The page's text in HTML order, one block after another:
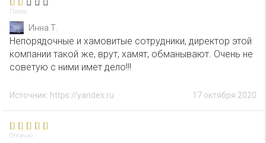
Плохо
Инна Т.
Непорядочные и хамовитые сотрудники, директор этой
компании такой же, врут, хамят, обманывают. Очень не
советую с ними имет дело!!!
17 октября 2020
Источник: https://yandex.ru
Отлично